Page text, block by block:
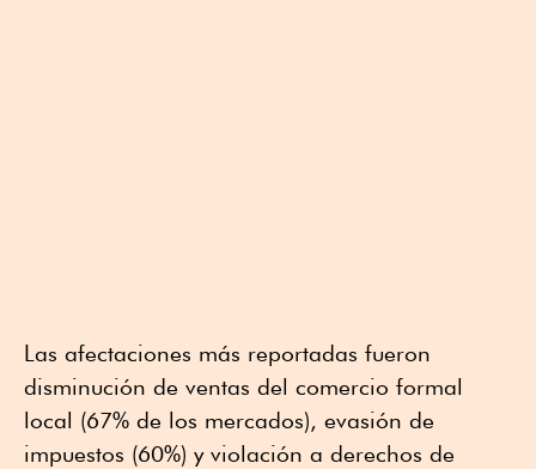
Las afectaciones más reportadas fueron
disminución de ventas del comercio formal
local (67% de los mercados), evasión de
impuestos (60%) y violación a derechos de